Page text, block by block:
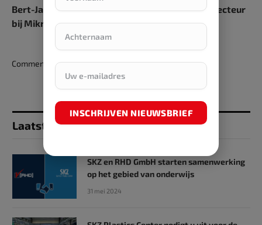
Bert-Jan Woertman kondigt vertrek aan als Directeur
bij Mikrocentrum
Comments are closed.
Laatst toegevoegd
SKZ en RHD GmbH starten samenwerking
op het gebied van onderwijs
31 mei 2024
INSCHRIJVEN NIEUWSBRIEF